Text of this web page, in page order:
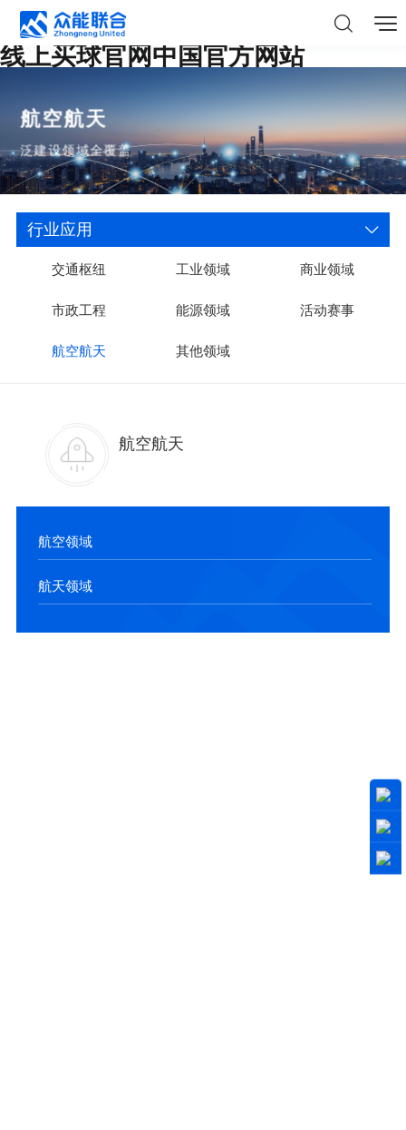
线上买球官网中国官方网站
航空航天
泛建设领域全覆盖
行业应用
交通枢纽 工业领域 商业领域
市政工程 能源领域 活动赛事
航空航天 其他领域
航空航天
航空领域
航天领域